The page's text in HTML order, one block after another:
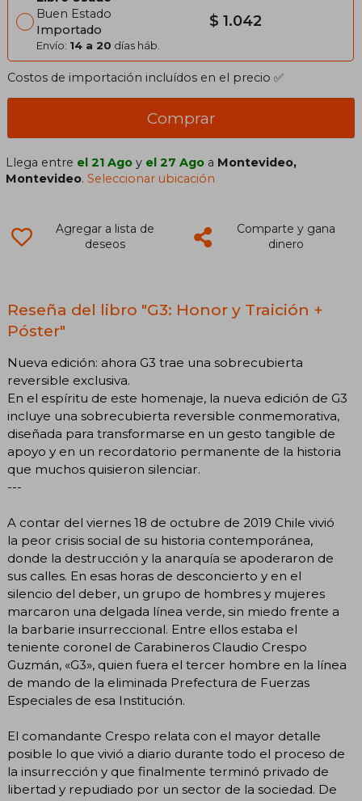
Buen Estado
Importado
Envío: 14 a 20 días háb.
$ 1.042
Costos de importación incluídos en el precio ✅
Comprar
Llega entre el 21 Ago y el 27 Ago a Montevideo,
Montevideo.Seleccionar ubicación
Agregar a lista de
deseos
Comparte y gana
dinero
Reseña del libro "G3: Honor y Traición +
Póster"
Nueva edición: ahora G3 trae una sobrecubierta
reversible exclusiva.
En el espíritu de este homenaje, la nueva edición de G3
incluye una sobrecubierta reversible conmemorativa,
diseñada para transformarse en un gesto tangible de
apoyo y en un recordatorio permanente de la historia
que muchos quisieron silenciar.
---
A contar del viernes 18 de octubre de 2019 Chile vivió
la peor crisis social de su historia contemporánea,
donde la destrucción y la anarquía se apoderaron de
sus calles. En esas horas de desconcierto y en el
silencio del deber, un grupo de hombres y mujeres
marcaron una delgada línea verde, sin miedo frente a
la barbarie insurreccional. Entre ellos estaba el
teniente coronel de Carabineros Claudio Crespo
Guzmán, «G3», quien fuera el tercer hombre en la línea
de mando de la eliminada Prefectura de Fuerzas
Especiales de esa Institución.
El comandante Crespo relata con el mayor detalle
posible lo que vivió a diario durante todo el proceso de
la insurrección y que finalmente terminó privado de
libertad y repudiado por un sector de la sociedad. De